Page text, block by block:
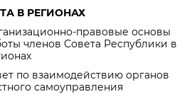
В РЕГИОНАХ
правовые основы
членов Совета Республики в
по взаимодействию органов
самоуправления